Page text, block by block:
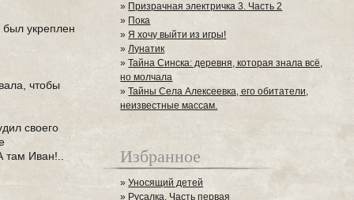
укреплен
чтобы
своего
Иван!..
» Призрачная электричка 3. Часть 2
» Пока
»Я хочу выйти из игры!
»Лунатик
»Тайна Синска: деревня, которая знала всё,
но молчала
»Тайны Села Алексеевка, его обитатели,
неизвестные массам.
Избранное
»Уносящий детей
» Русалка. Часть первая